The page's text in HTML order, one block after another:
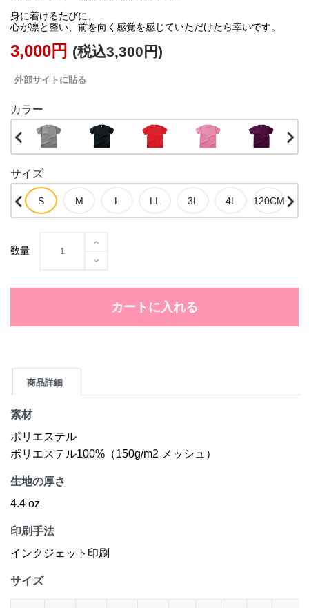
身に着けるたびに、
3,000円 (税込3,300円)
外部サイトに貼る
カラー
サイズ
数量
カートに入れる
商品詳細
素材
ポリエステル
ポリエステル100%（150g/m2 メッシュ）
生地の厚さ
4.4 oz
印刷手法
インクジェット印刷
サイズ